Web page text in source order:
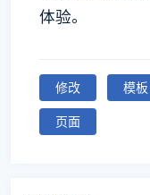
体验。
修改 模板
页面